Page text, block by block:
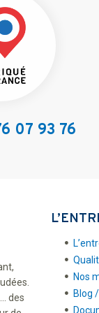
07 93 76
des
Nos
Blog